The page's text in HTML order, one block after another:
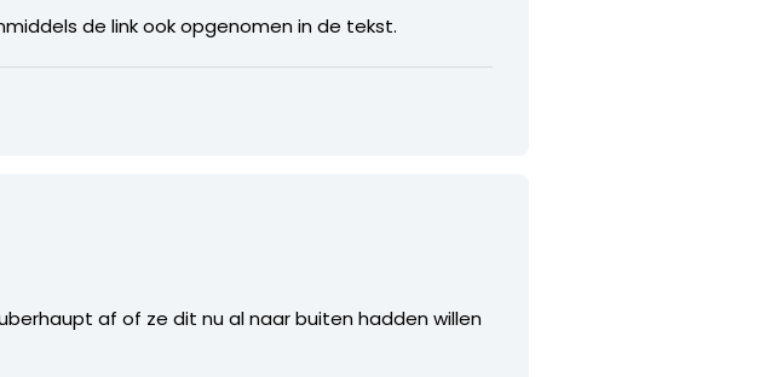
de link ook opgenomen in de tekst.
af of ze dit nu al naar buiten hadden willen